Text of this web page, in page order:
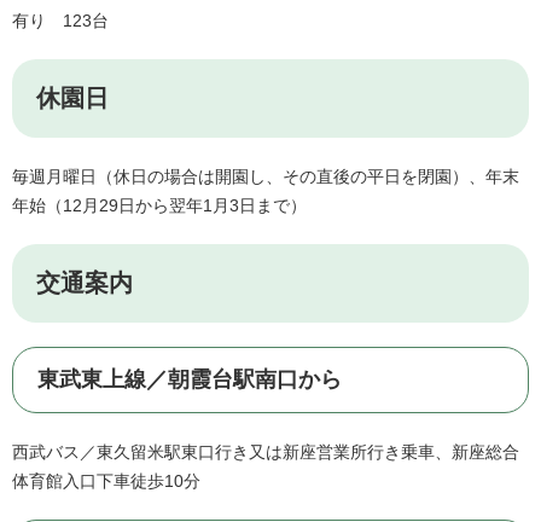
有り 123台
休園日
毎週月曜日（休日の場合は開園し、その直後の平日を閉園）、年末
年始（12月29日から翌年1月3日まで）
交通案内
東武東上線／朝霞台駅南口から
西武バス／東久留米駅東口行き又は新座営業所行き乗車、新座総合
体育館入口下車徒歩10分